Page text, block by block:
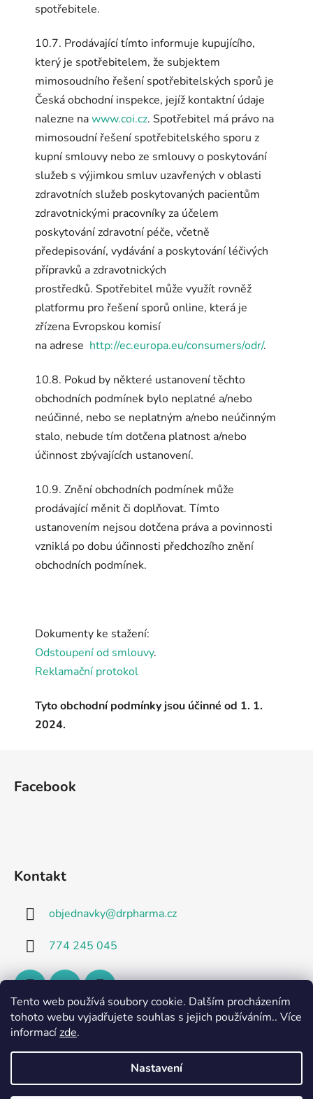
Tento web používá soubory cookie. Dalším procházením
tohoto webu vyjadřujete souhlas s jejich používáním.. Více
informacízde.
Nastavení
spotřebitele.
10.7. Prodávající tímto informuje kupujícího,
který je spotřebitelem, že subjektem
mimosoudního řešení spotřebitelských sporů je
Česká obchodní inspekce, jejíž kontaktní údaje
nalezne nawww.coi.cz. Spotřebitel má právo na
mimosoudní řešení spotřebitelského sporu z
kupní smlouvy nebo ze smlouvy o poskytování
služeb s výjimkou smluv uzavřených v oblasti
zdravotních služeb poskytovaných pacientům
zdravotnickými pracovníky za účelem
poskytování zdravotní péče, včetně
předepisování, vydávání a poskytování léčivých
přípravků a zdravotnických
prostředků. Spotřebitel může využít rovněž
platformu pro řešení sporů online, která je
zřízena Evropskou komisí
na adrese http://ec.europa.eu/consumers/odr/.
10.8. Pokud by některé ustanovení těchto
obchodních podmínek bylo neplatné a/nebo
neúčinné, nebo se neplatným a/nebo neúčinným
stalo, nebude tím dotčena platnost a/nebo
účinnost zbývajících ustanovení.
10.9. Znění obchodních podmínek může
prodávající měnit či doplňovat. Tímto
ustanovením nejsou dotčena práva a povinnosti
vzniklá po dobu účinnosti předchozího znění
obchodních podmínek.
Dokumenty ke stažení:
Odstoupení od smlouvy.
Reklamační protokol
Tyto obchodní podmínky jsou účinné od 1. 1.
2024.
Facebook
Kontakt
objednavky@drpharma.cz
774 245 045
https://www.instagram.com/eauthermalejonzac_cz_sk/